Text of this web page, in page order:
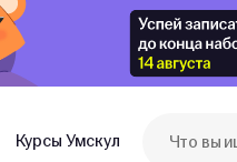
Курсы Умскул